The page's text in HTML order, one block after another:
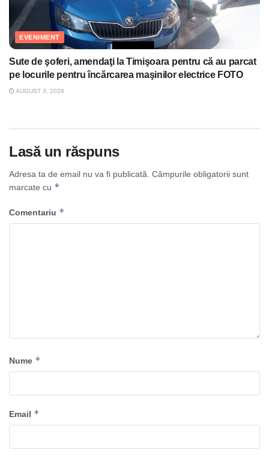
EVENIMENT
Sute de şoferi, amendaţi la Timişoara pentru că au parcat
pe locurile pentru încărcarea maşinilor electrice FOTO
AUGUST 3, 2026
Lasă un răspuns
Adresa ta de email nu va fi publicată. Câmpurile obligatorii sunt
marcate cu *
Comentariu *
Nume *
Email *